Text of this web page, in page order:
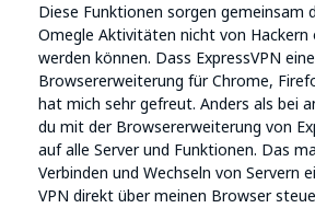
Diese Funktionen sorgen gemeinsam
Omegle Aktivitäten nicht von
werden können. Dass ExpressVPN eine
Browsererweiterung für Chrome,
hat mich sehr gefreut. Anders als bei
du mit der Browsererweiterung von
auf alle Server und Funktionen. Das
Verbinden und Wechseln von Servern
VPN direkt über meinen Browser